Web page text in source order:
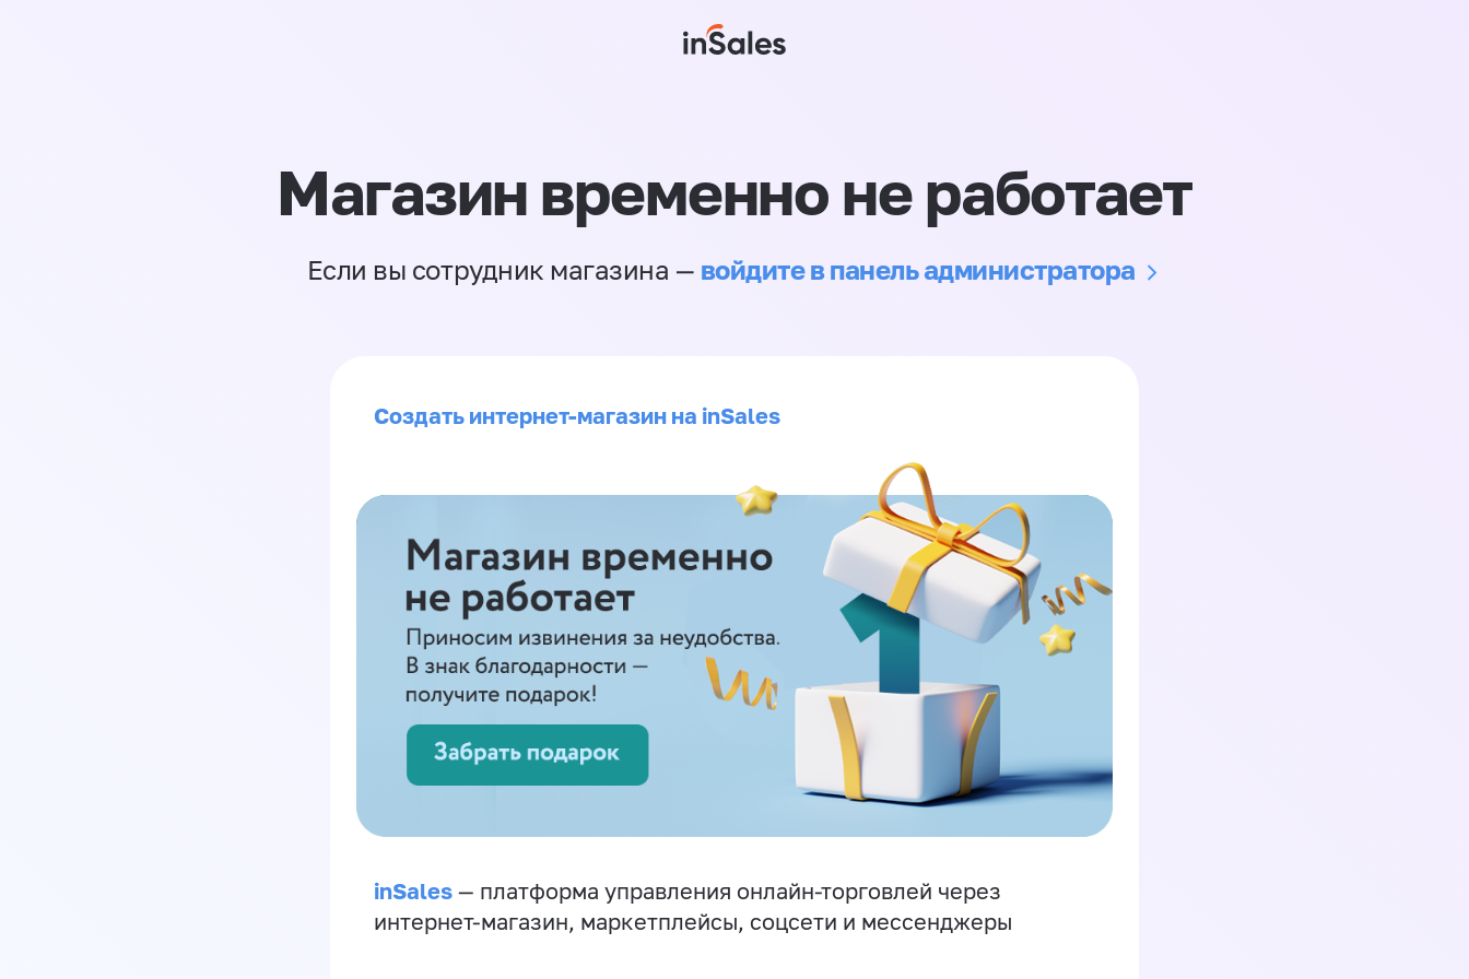
Магазин временно не работает
Если вы сотрудник магазина — войдите в панель администратора
Создать интернет-магазин на inSales
inSales — платформа управления онлайн-торговлей через
интернет-магазин, маркетплейсы, соцсети и мессенджеры